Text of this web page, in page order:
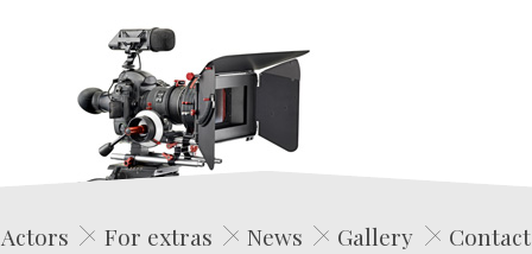
Edwin Film Agencja Aktorska
Actors For extras News Gallery
Contact